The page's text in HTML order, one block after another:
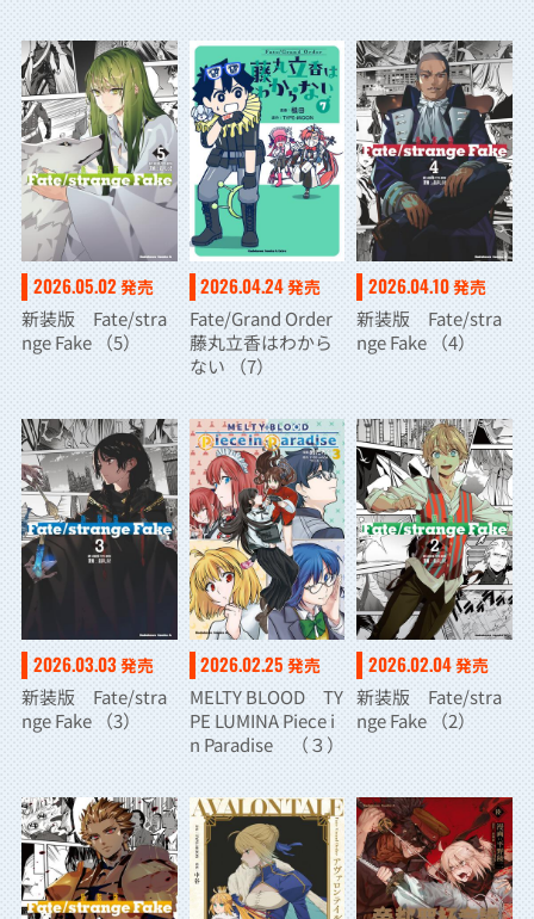
2026.05.02 発売
新装版 Fate/stra
nge Fake （5）
2026.04.24発売
Fate/Grand Order
藤丸立香はわから
ない （7）
2026.04.10発売
新装版 Fate/stra
nge Fake （4）
2026.03.03発売
新装版 Fate/stra
nge Fake （3）
2026.02.25 発売
MELTY BLOOD TY
PE LUMINA Piece i
n Paradise （３）
2026.02.04発売
新装版 Fate/stra
nge Fake （2）